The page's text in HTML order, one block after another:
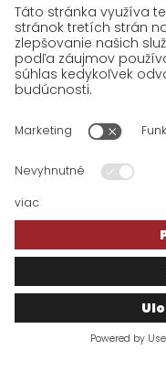
Náš Tým
Kariéra
Aktuality
Vaše dotazy
Ochrana dát - GDPR
VOP
Express & Logistics
zásielok a kuriérska
Doručujeme do 220
prepravíme všetko - od
Hlavnými atribútmi
prístup k zákazníkovi a
ozajstní špecialisti v
Vám exportnú aj
EXPRESS &